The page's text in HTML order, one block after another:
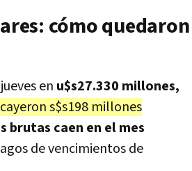
cómo quedaron
en u$s27.330 millones,
cayeron s$s198 millones
brutas caen en el mes
de vencimientos de